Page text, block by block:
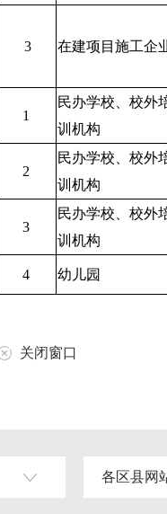
3 在建项目施工企
1
民办学校、校外
训机构
2
民办学校、校外
训机构
3
民办学校、校外
训机构
4 幼儿园
关闭窗口
各区县网